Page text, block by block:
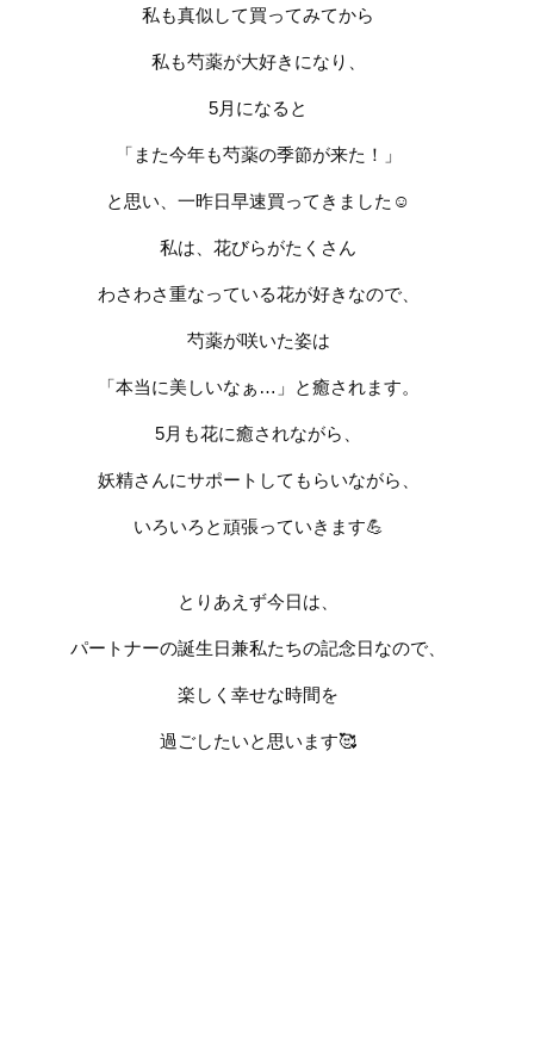
私も真似して買ってみてから
私も芍薬が大好きになり、
5月になると
「また今年も芍薬の季節が来た！」
と思い、一昨日早速買ってきました ☺️
私は、花びらがたくさん
わさわさ重なっている花が好きなので、
芍薬が咲いた姿は
「本当に美しいなぁ … 」と癒されます。
5月も花に癒されながら、
妖精さんにサポートしてもらいながら、
いろいろと頑張っていきます💪
とりあえず今日は、
パートナーの誕生日兼私たちの記念日なので、
楽しく幸せな時間を
過ごしたいと思います🥰